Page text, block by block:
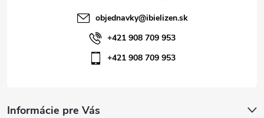
Informácie pre Vás
objednavky@ibielizen.sk
+421 908 709 953
+421 908 709 953